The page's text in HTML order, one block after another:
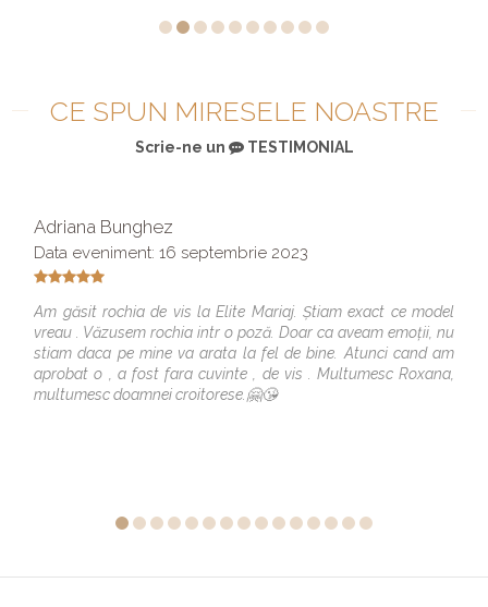
CE SPUN MIRESELE NOASTRE
Scrie-ne un TESTIMONIAL
Adriana Bunghez
Data eveniment: 16 septembrie 2023
Am găsit rochia de vis la Elite Mariaj. Știam exact ce model
vreau . Văzusem rochia intr o poză. Doar ca aveam emoții, nu
stiam daca pe mine va arata la fel de bine. Atunci cand am
aprobat o , a fost fara cuvinte , de vis . Multumesc Roxana,
multumesc doamnei croitorese.🤗😘